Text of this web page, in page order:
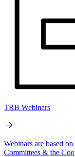
TRB Webinars
Webinars are based
Committees & the